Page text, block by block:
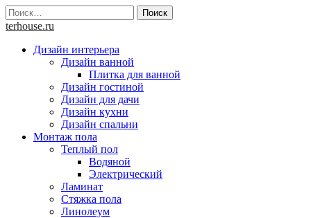
Skip
to
Найти:
terhouse.ru
Дизайн интерьера
Дизайн ванной
Плитка для ванной
Дизайн гостиной
Дизайн для дачи
Дизайн кухни
Дизайн спальни
Монтаж пола
Теплый пол
Водяной
Электрический
Ламинат
Стяжка пола
Линолеум